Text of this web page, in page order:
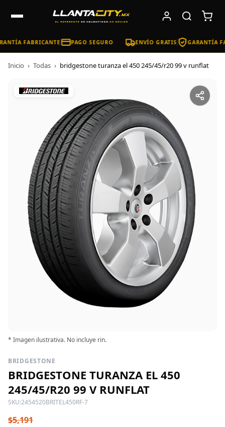
FABRICANTE PAGO SEGURO ENVÍO GRATIS GARANTÍA
Inicio › Todas › bridgestone turanza el 450 245/45/r20 99 v runflat
* Imagen ilustrativa. No incluye rin.
BRIDGESTONE
BRIDGESTONE TURANZA EL 450
245/45/R20 99 V RUNFLAT
SKU:2454520BRITEL450RF-7
$5,191